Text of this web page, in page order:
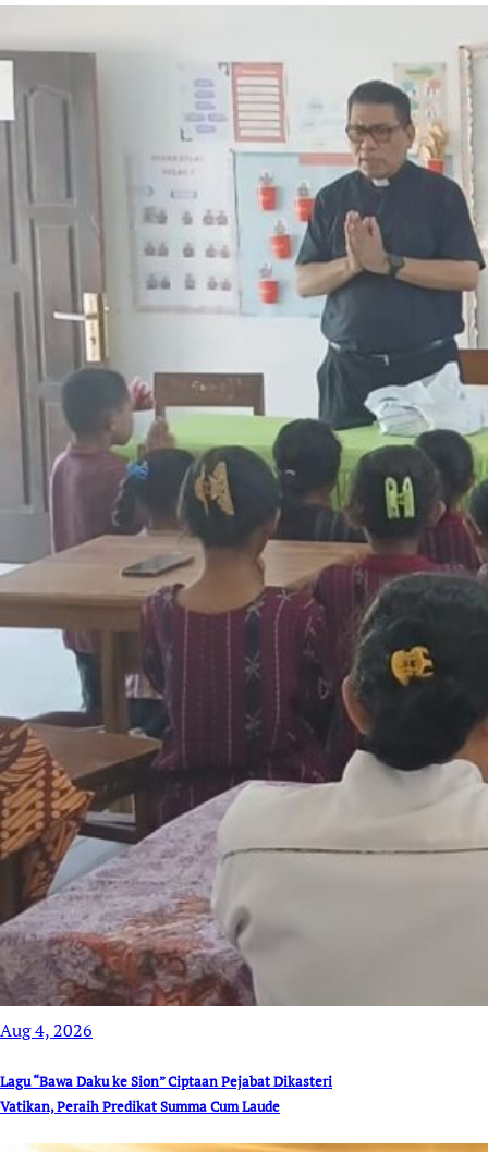
Aug 4, 2026
Lagu “Bawa Daku ke Sion” Ciptaan Pejabat Dikasteri
Vatikan, Peraih Predikat Summa Cum Laude